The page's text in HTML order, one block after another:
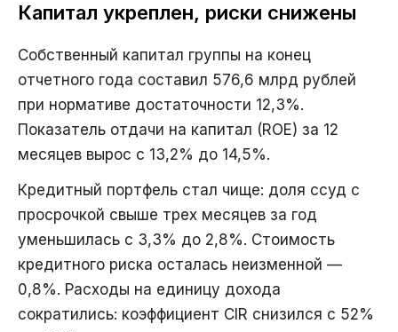
Капитал укреплен, риски снижены
Собственный капитал группы на конец
отчетного года составил 576,6 млрд рублей
при нормативе достаточности 12,3%.
Показатель отдачи на капитал (ROE) за 12
месяцев вырос с 13,2% до 14,5%.
Кредитный портфель стал чище: доля ссуд с
просрочкой свыше трех месяцев за год
уменьшилась с 3,3% до 2,8%. Стоимость
кредитного риска осталась неизменной —
0,8%. Расходы на единицу дохода
сократились: коэффициент CIR снизился с 52%